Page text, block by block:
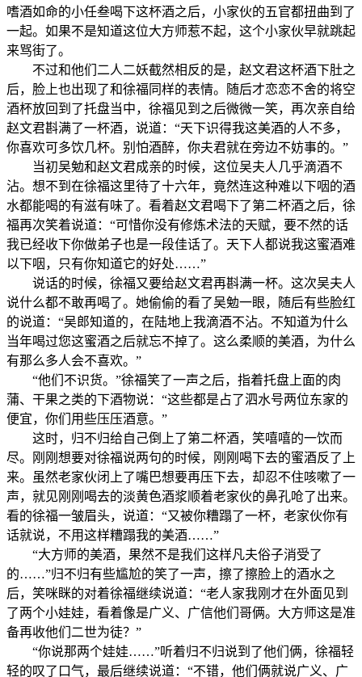
嗜酒如命的小任叁喝下这杯酒之后，小家伙的五官都扭曲到了
一起。如果不是知道这位大方师惹不起，这个小家伙早就跳起
来骂街了。
不过和他们二人二妖截然相反的是，赵文君这杯酒下肚之
后，脸上也出现了和徐福同样的表情。随后才恋恋不舍的将空
酒杯放回到了托盘当中，徐福见到之后微微一笑，再次亲自给
赵文君斟满了一杯酒，说道：“天下识得我这美酒的人不多，
你喜欢可多饮几杯。别怕酒醉，你夫君就在旁边不妨事的。”
当初吴勉和赵文君成亲的时候，这位吴夫人几乎滴酒不
沾。想不到在徐福这里待了十六年，竟然连这种难以下咽的酒
水都能喝的有滋有味了。看着赵文君喝下了第二杯酒之后，徐
福再次笑着说道：“可惜你没有修炼术法的天赋，要不然的话
我已经收下你做弟子也是一段佳话了。天下人都说我这蜜酒难
以下咽，只有你知道它的好处……”
说话的时候，徐福又要给赵文君再斟满一杯。这次吴夫人
说什么都不敢再喝了。她偷偷的看了吴勉一眼，随后有些脸红
的说道：“吴郎知道的，在陆地上我滴酒不沾。不知道为什么
当年喝过您这蜜酒之后就忘不掉了。这么柔顺的美酒，为什么
有那么多人会不喜欢。”
“他们不识货。”徐福笑了一声之后，指着托盘上面的肉
蒲、干果之类的下酒物说：“这些都是占了泗水号两位东家的
便宜，你们用些压压酒意。”
这时，归不归给自己倒上了第二杯酒，笑嘻嘻的一饮而
尽。刚刚想要对徐福说两句的时候，刚刚喝下去的蜜酒反了上
来。虽然老家伙闭上了嘴巴想要再压下去，却忍不住咳嗽了一
声，就见刚刚喝去的淡黄色酒浆顺着老家伙的鼻孔呛了出来。
看的徐福一皱眉头，说道：“又被你糟蹋了一杯，老家伙你有
话就说，不用这样糟蹋我的美酒……”
“大方师的美酒，果然不是我们这样凡夫俗子消受了
的……”归不归有些尴尬的笑了一声，擦了擦脸上的酒水之
后，笑咪眯的对着徐福继续说道：“老人家我刚才在外面见到
了两个小娃娃，看着像是广义、广信他们哥俩。大方师这是准
备再收他们二世为徒？”
“你说那两个娃娃……”听着归不归说到了他们俩，徐福轻
轻的叹了口气，最后继续说道：“不错，他们俩就说广义、广